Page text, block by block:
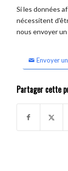
Si les données
nécessitent
nous envoyer un
Envoyer
Partager cette